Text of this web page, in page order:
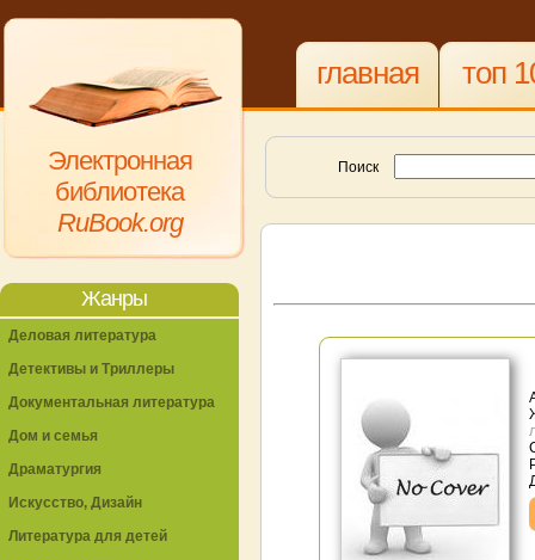
Электронная
библиотека
RuBook.org
главная топ
Поиск
Жанры
Деловая литература
Детективы и Триллеры
Документальная литература
Дом и семья
Драматургия
Искусство, Дизайн
Литература для детей